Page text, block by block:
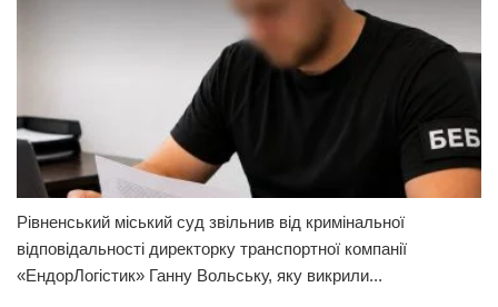
Рівненський міський суд звільнив від кримінальної
відповідальності директорку транспортної компанії
«ЕндорЛогістик» Ганну Вольську, яку викрили...